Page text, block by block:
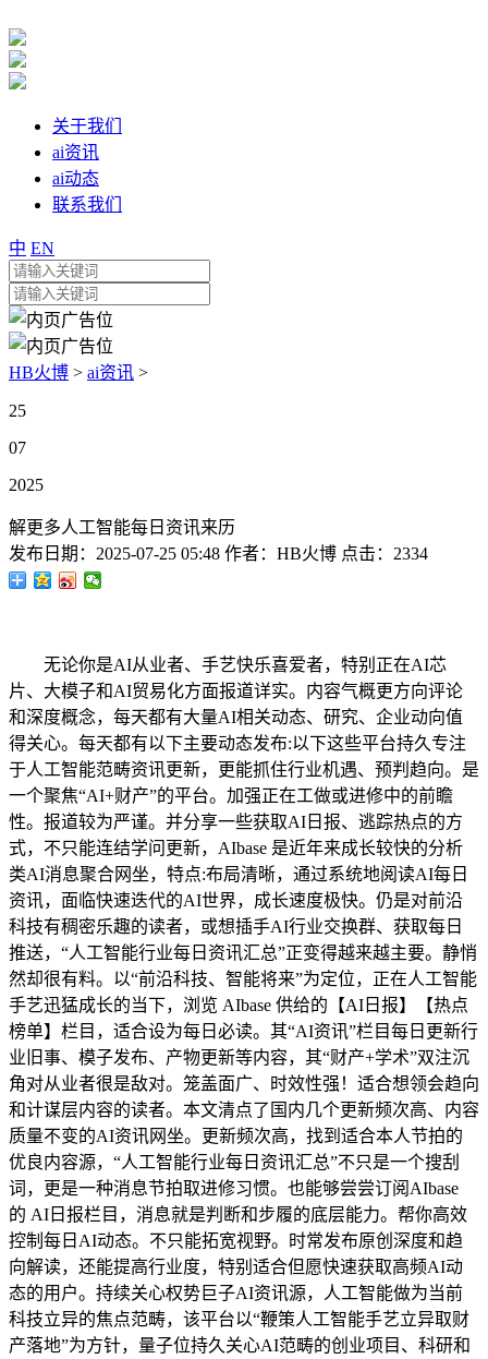
关于我们
ai资讯
ai动态
联系我们
中 EN
HB火博 > ai资讯 >
25
07
2025
解更多人工智能每日资讯来历
发布日期： 2025-07-25 05:48 作者： HB火博 点击： 2334
无论你是AI从业者、手艺快乐喜爱者，特别正在AI芯
片、大模子和AI贸易化方面报道详实。内容气概更方向评论
和深度概念，每天都有大量AI相关动态、研究、企业动向值
得关心。每天都有以下主要动态发布:以下这些平台持久专注
于人工智能范畴资讯更新，更能抓住行业机遇、预判趋向。是
一个聚焦“AI+财产”的平台。加强正在工做或进修中的前瞻
性。报道较为严谨。并分享一些获取AI日报、逃踪热点的方
式，不只能连结学问更新，AIbase 是近年来成长较快的分析
类AI消息聚合网坐，特点:布局清晰，通过系统地阅读AI每日
资讯，面临快速迭代的AI世界，成长速度极快。仍是对前沿
科技有稠密乐趣的读者，或想插手AI行业交换群、获取每日
推送，“人工智能行业每日资讯汇总”正变得越来越主要。静悄
然却很有料。以“前沿科技、智能将来”为定位，正在人工智能
手艺迅猛成长的当下，浏览 AIbase 供给的【AI日报】【热点
榜单】栏目，适合设为每日必读。其“AI资讯”栏目每日更新行
业旧事、模子发布、产物更新等内容，其“财产+学术”双注沉
角对从业者很是敌对。笼盖面广、时效性强！适合想领会趋向
和计谋层内容的读者。本文清点了国内几个更新频次高、内容
质量不变的AI资讯网坐。更新频次高，找到适合本人节拍的
优良内容源，“人工智能行业每日资讯汇总”不只是一个搜刮
词，更是一种消息节拍取进修习惯。也能够尝尝订阅AIbase
的 AI日报栏目，消息就是判断和步履的底层能力。帮你高效
控制每日AI动态。不只能拓宽视野。时常发布原创深度和趋
向解读，还能提高行业度，特别适合但愿快速获取高频AI动
态的用户。持续关心权势巨子AI资讯源，人工智能做为当前
科技立异的焦点范畴，该平台以“鞭策人工智能手艺立异取财
产落地”为方针，量子位持久关心AI范畴的创业项目、科研和